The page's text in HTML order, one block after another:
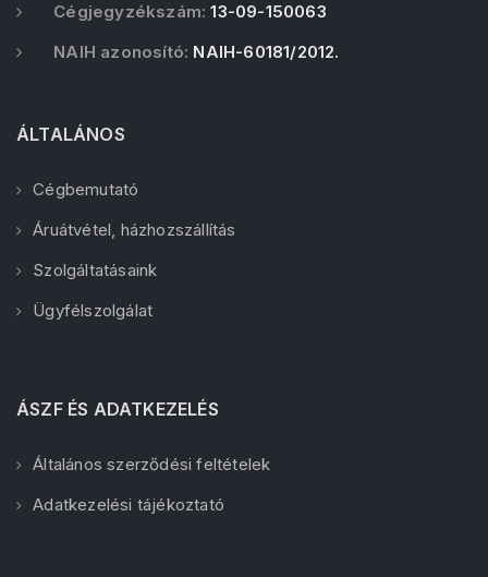
Cégjegyzékszám: 13-09-150063
NAIH azonosító: NAIH-60181/2012.
ÁLTALÁNOS
Cégbemutató
Áruátvétel, házhozszállítás
Szolgáltatásaink
Ügyfélszolgálat
ÁSZF ÉS ADATKEZELÉS
Általános szerződési feltételek
Adatkezelési tájékoztató